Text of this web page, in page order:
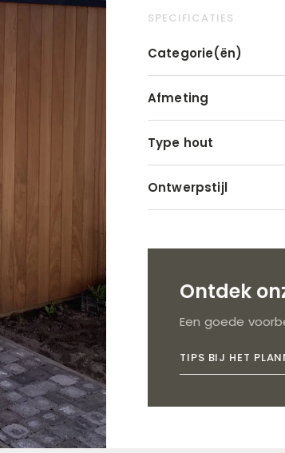
SPECIFICATIES
Categorie(ën)
Afmeting
Type hout
Ontwerpstijl
Ontdek
Een goede
TIPS BIJ HET